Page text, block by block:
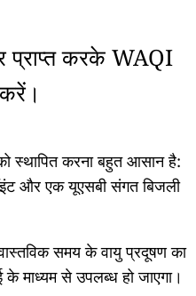
प्राप्त करके WAQI
स्थापित करना बहुत आसान है:
और एक यूएसबी संगत बिजली
समय के वायु प्रदूषण का
माध्यम से उपलब्ध हो जाएगा।